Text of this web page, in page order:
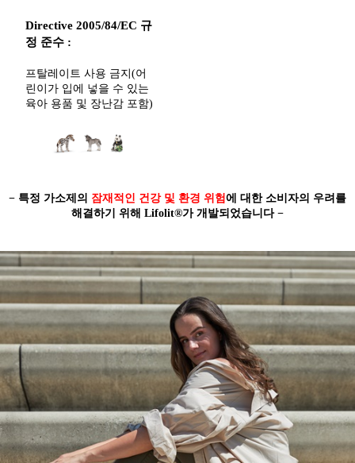
Directive 2005/84/EC 규
정 준수 :
프탈레이트 사용 금지(어
린이가 입에 넣을 수 있는
육아 용품 및 장난감 포함)
− 특정 가소제의 잠재적인 건강 및 환경 위험에 대한 소비자의 우려를
해결하기 위해 Lifolit®가 개발되었습니다 −